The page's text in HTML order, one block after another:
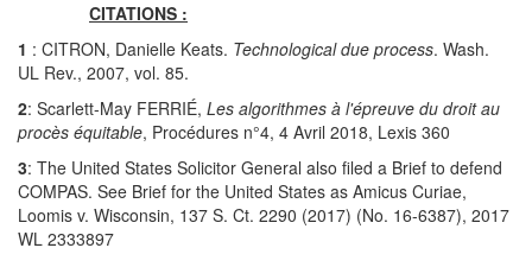
CITATIONS :
1 : CITRON, Danielle Keats. Technological due process. Wash.
UL Rev., 2007, vol. 85.
2: Scarlett-May FERRIÉ, Les algorithmes à l'épreuve du droit au
procès équitable, Procédures n°4, 4 Avril 2018, Lexis 360
3: The United States Solicitor General also filed a Brief to defend
COMPAS. See Brief for the United States as Amicus Curiae,
Loomis v. Wisconsin, 137 S. Ct. 2290 (2017) (No. 16-6387), 2017
WL 2333897